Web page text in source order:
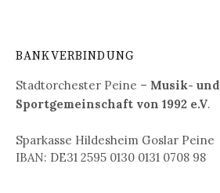
BANKVERBINDUNG
Stadtorchester Peine – Musik- und
Sportgemeinschaft von 1992 e.V.
Sparkasse Hildesheim Goslar Peine
IBAN: DE31 2595 0130 0131 0708 98